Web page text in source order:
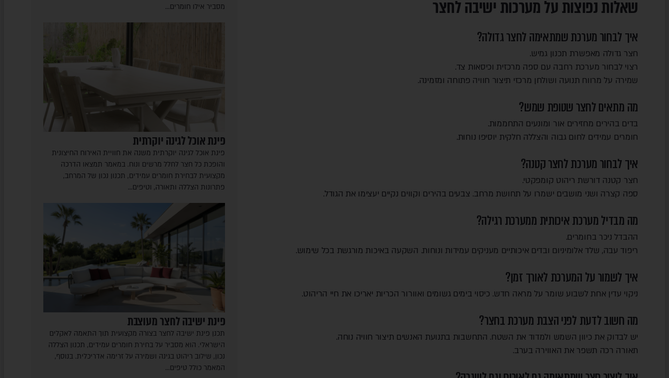
שאלות נפוצות על מערכות ישיבה לחצר
איך לבחור מערכת שמתאימה לחצר גדולה?
חצר גדולה מאפשרת תכנון גמיש.
רצוי לבחור מערכת רחבה עם ספה מרכזית וכיסאות צד.
שמירה על מרווח תנועה ושולחן מרכזי תיצור חוויה פתוחה ומזמינה.
מה מתאים לחצר שטופת שמש?
בדים בהירים מחזירים אור ומונעים התחממות.
חומרים עמידים לחום גבוה והצללה חלקית יוסיפו נוחות.
איך לבחור מערכת לחצר קטנה?
חצר קטנה דורשת ריהוט קומפקטי.
ספה קצרה ושני מושבים ישמרו על תחושת מרחב. צבעים בהירים וקווים נקיים יעצימו את הגודל.
מה מבדיל מערכת איכותית ממערכת רגילה?
ההבדל ניכר בחומרים.
ריפוד עבה, שלד אלומיניום ובדים איכותיים מעניקים עמידות ונוחות. השקעה באיכות מורגשת בכל שימוש.
איך לשמור על המערכת לאורך זמן?
ניקוי עדין אחת לשבוע שומר על מראה חדש. כיסוי בימים גשומים ואוורור הכריות יאריכו את חיי הריהוט.
מה חשוב לדעת לפני הצבת מערכת בחצר?
יש לבדוק את כיוון השמש ולמדוד את השטח. התחשבות בתנועת האנשים תיצור חוויה נוחה.
תאורה רכה תשפר את האווירה בערב.
מסביר אילו חומרים…
פינת אוכל לגינה יוקרתית
פינת אוכל לגינה יוקרתית משנה את חוויית האירוח החיצונית
והופכת כל חצר לחלל מרשים ונוח. במאמר תמצאו הדרכה
מקצועית לבחירת חומרים עמידים, תכנון נכון של המרחב,
פתרונות הצללה ותאורה, וטיפים…
פינת ישיבה לחצר מעוצבת
תכנן פינת ישיבה לחצר בצורה מקצועית תוך התאמה לאקלים
הישראלי. הוא מסביר על בחירת חומרים עמידים, תכנון הצללה
נכון, שילוב ריהוט בגינה ושמירה על זרימה אדריכלית. בנוסף,
המאמר כולל טיפים…